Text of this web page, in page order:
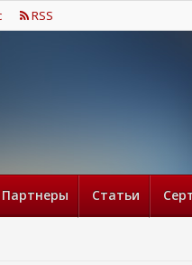
RSS
Партнеры Статьи